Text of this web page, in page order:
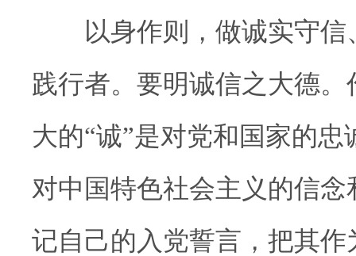
以身作则，做诚实守信
践行者。要明诚信之大德
大的“诚”是对党和国家的忠
对中国特色社会主义的信
记自己的入党誓言，把其